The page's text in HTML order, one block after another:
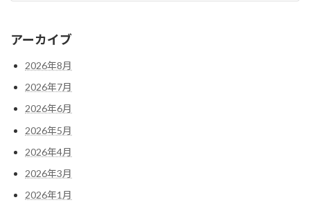
アーカイブ
2026年8月
2026年7月
2026年6月
2026年5月
2026年4月
2026年3月
2026年1月